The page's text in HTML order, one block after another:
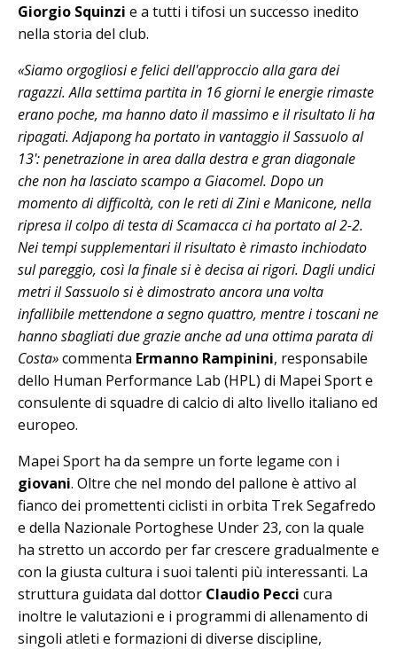
Giorgio Squinzi e a tutti i tifosi un successo inedito
nella storia del club.
«Siamo orgogliosi e felici dell'approccio alla gara dei
ragazzi. Alla settima partita in 16 giorni le energie rimaste
erano poche, ma hanno dato il massimo e il risultato li ha
ripagati. Adjapong ha portato in vantaggio il Sassuolo al
13': penetrazione in area dalla destra e gran diagonale
che non ha lasciato scampo a Giacomel. Dopo un
momento di difficoltà, con le reti di Zini e Manicone, nella
ripresa il colpo di testa di Scamacca ci ha portato al 2-2.
Nei tempi supplementari il risultato è rimasto inchiodato
sul pareggio, così la finale si è decisa ai rigori. Dagli undici
metri il Sassuolo si è dimostrato ancora una volta
infallibile mettendone a segno quattro, mentre i toscani ne
hanno sbagliati due grazie anche ad una ottima parata di
Costa»commenta Ermanno Rampinini, responsabile
dello Human Performance Lab (HPL) di Mapei Sport e
consulente di squadre di calcio di alto livello italiano ed
europeo.
Mapei Sport ha da sempre un forte legame con i
giovani. Oltre che nel mondo del pallone è attivo al
fianco dei promettenti ciclisti in orbita Trek Segafredo
e della Nazionale Portoghese Under 23, con la quale
ha stretto un accordo per far crescere gradualmente e
con la giusta cultura i suoi talenti più interessanti. La
struttura guidata dal dottor Claudio Pecci cura
inoltre le valutazioni e i programmi di allenamento di
singoli atleti e formazioni di diverse discipline,